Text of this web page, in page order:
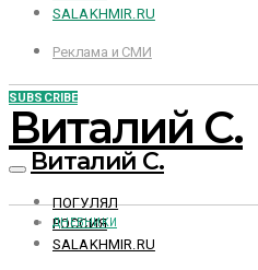
SALAKHMIR.RU
Реклама и СМИ
SUBSCRIBE
Виталий С.
Виталий С.
ПОГУЛЯЛ
РОССИЯ
SALAKHMIR.RU
ДНЕВНИКИ